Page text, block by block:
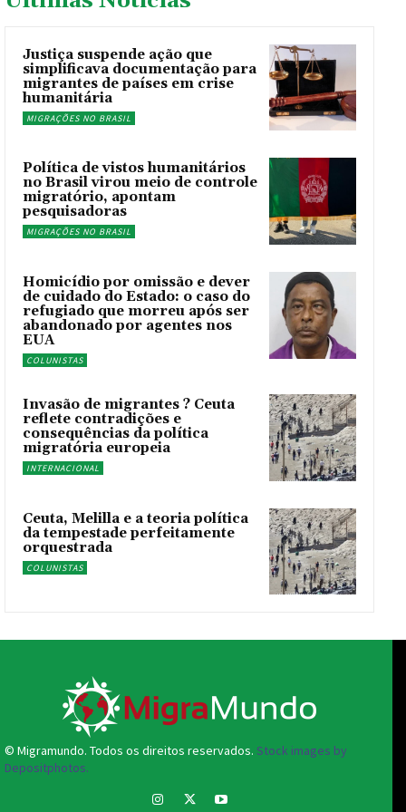
Justiça suspende ação que
simplificava documentação para
migrantes de países em crise
humanitária
MIGRAÇÕES NO BRASIL
Política de vistos humanitários
no Brasil virou meio de controle
migratório, apontam
pesquisadoras
MIGRAÇÕES NO BRASIL
Homicídio por omissão e dever
de cuidado do Estado: o caso do
refugiado que morreu após ser
abandonado por agentes nos
EUA
COLUNISTAS
Invasão de migrantes ? Ceuta
reflete contradições e
consequências da política
migratória europeia
INTERNACIONAL
Ceuta, Melilla e a teoria política
da tempestade perfeitamente
orquestrada
COLUNISTAS
© Migramundo. Todos os direitos reservados. Stock images by
Depositphotos.